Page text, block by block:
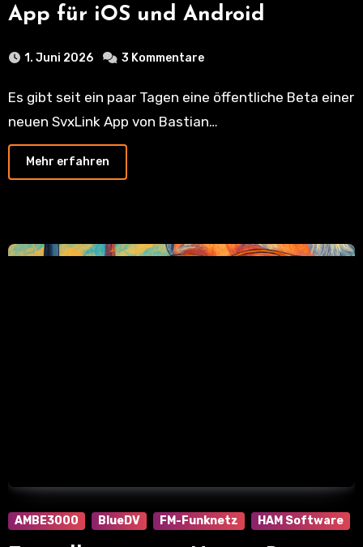
App für iOS und Android
1. Juni 2026 3 Kommentare
Es gibt seit ein paar Tagen eine öffentliche Beta einer
neuen SvxLink App von Bastian…
Mehr erfahren
AMBE3000 BlueDV FM-Funknetz HAM Software